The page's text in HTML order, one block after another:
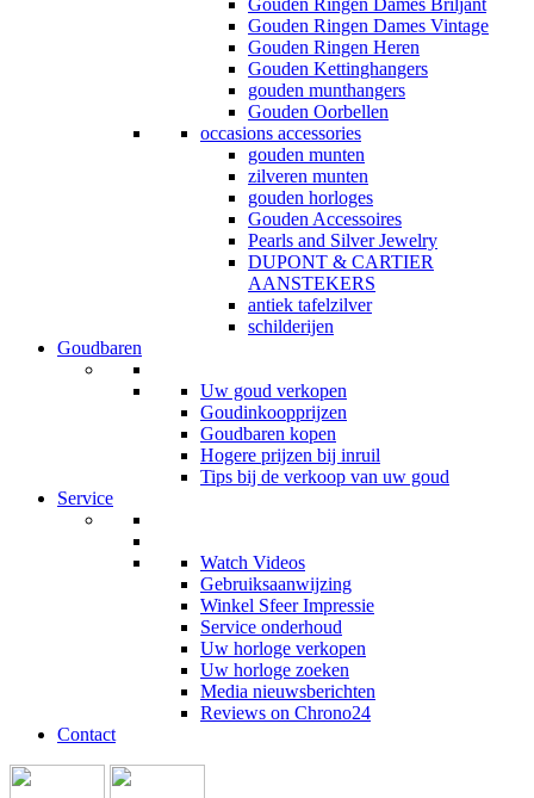
Gouden Ringen Dames Briljant
Gouden Ringen Dames Vintage
Gouden Ringen Heren
Gouden Kettinghangers
gouden munthangers
Gouden Oorbellen
occasions accessories
gouden munten
zilveren munten
gouden horloges
Gouden Accessoires
Pearls and Silver Jewelry
DUPONT & CARTIER
AANSTEKERS
antiek tafelzilver
schilderijen
Goudbaren
Uw goud verkopen
Goudinkoopprijzen
Goudbaren kopen
Hogere prijzen bij inruil
Tips bij de verkoop van uw goud
Service
Watch Videos
Gebruiksaanwijzing
Winkel Sfeer Impressie
Service onderhoud
Uw horloge verkopen
Uw horloge zoeken
Media nieuwsberichten
Reviews on Chrono24
Contact